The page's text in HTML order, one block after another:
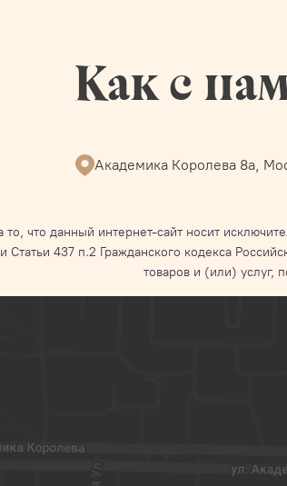
Как с
Академика Королева 8а,
что данный интернет-сайт носит
437 п.2 Гражданского кодекса
товаров и (или) услуг,